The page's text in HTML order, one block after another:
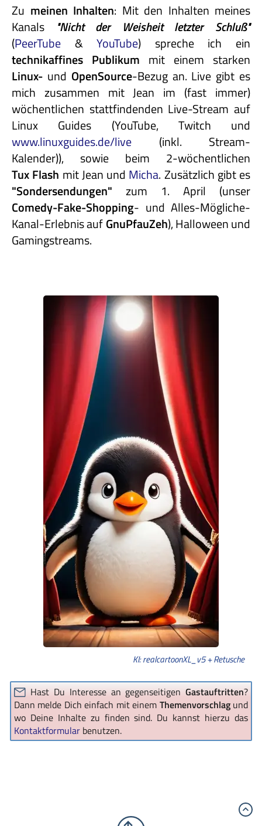
Zu meinen Inhalten: Mit den Inhalten meines
Kanals
"Nicht der Weisheit letzter
Schluß"
(PeerTube &YouTube) spreche ich ein
technikaffines Publikum mit einem starken
Linux- und OpenSource-Bezug an. Live gibt es
mich zusammen mit Jean im (fast immer)
wöchentlichen stattfindenden Live-Stream auf
Linux Guides (YouTube, Twitch und
www.linuxguides.de/live (inkl. Stream-
Kalender)), sowie beim 2-wöchentlichen
Tux Flash mit Jean und Micha. Zusätzlich gibt es
"Sondersendungen" zum 1. April (unser
Comedy-Fake-Shopping- und Alles-Mögliche-
Kanal-Erlebnis aufGnuPfauZeh), Halloween und
Gamingstreams.
KI: realcartoonXL_v5 + Retusche
Hast Du Interesse an gegenseitigen Gastauftritten?
Dann melde Dich einfach mit einem Themenvorschlagund
wo Deine Inhalte zu finden sind. Du kannst hierzu das
Kontaktformular benutzen.